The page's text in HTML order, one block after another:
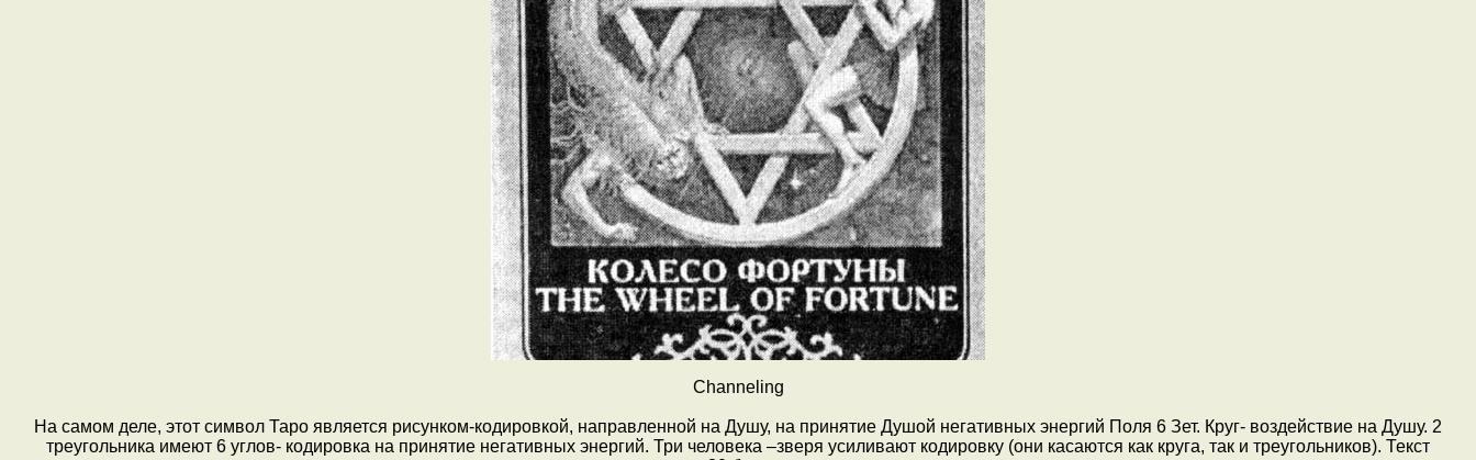
Channeling
На самом деле, этот символ Таро является рисунком-кодировкой, направленной на Душу, на принятие Душой негативных энергий Поля 6 Зет. Круг- воздействие на Душу. 2
треугольника имеют 6 углов- кодировка на принятие негативных энергий. Три человека –зверя усиливают кодировку (они касаются как круга, так и треугольников). Текст